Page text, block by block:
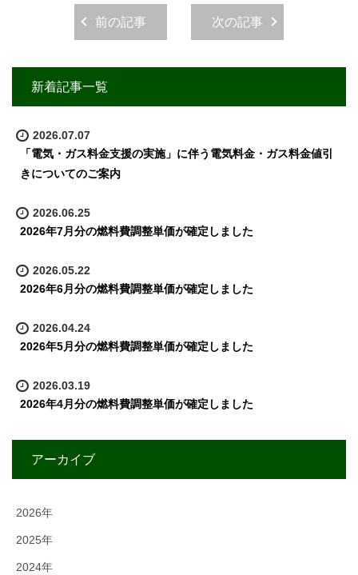
前の記事 次の記事
新着記事一覧
2026.07.07
「電気・ガス料金支援の実施」に伴う電気料金・ガス料金値引
きについてのご案内
2026.06.25
2026年7月分の燃料費調整単価が確定しました
2026.05.22
2026年6月分の燃料費調整単価が確定しました
2026.04.24
2026年5月分の燃料費調整単価が確定しました
2026.03.19
2026年4月分の燃料費調整単価が確定しました
アーカイブ
2026年
2025年
2024年